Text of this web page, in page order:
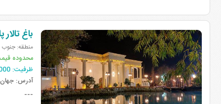
باغ
منطقه: جنوب
محدوده
ظرفیت:
آدرس: جهان
---